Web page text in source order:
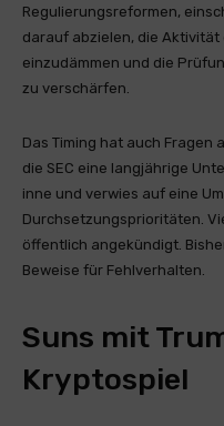
Regulierungsreformen,
darauf abzielen, die Aktivität
einzudämmen und die
zu verschärfen.
Das Timing hat auch Fragen
die SEC eine langjährige
inne und verwies auf eine
Durchsetzungsprioritäten.
öffentlich angekündigt.
Beweise für Fehlverhalten.
Suns mit
Kryptospiel